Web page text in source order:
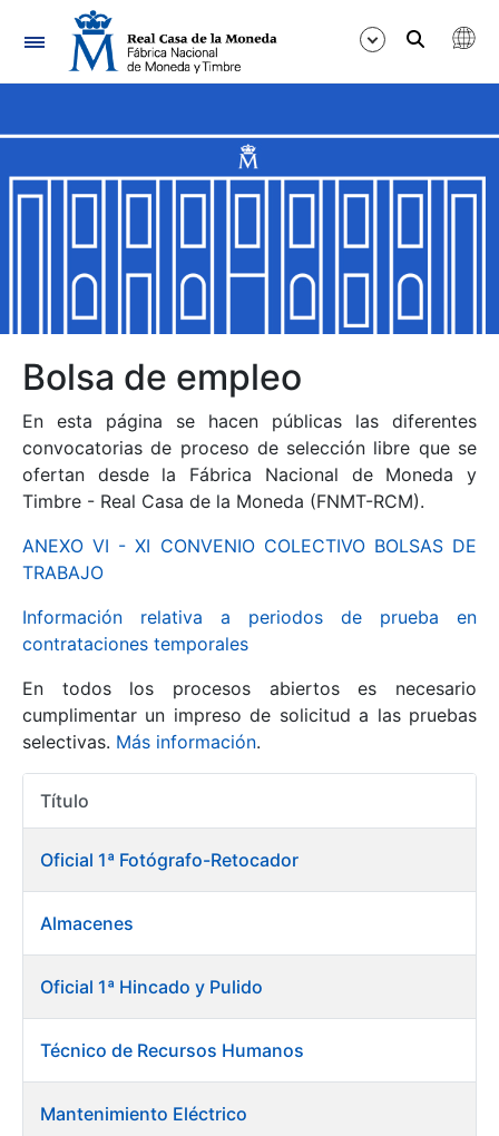
Navegación
Mostrar/Ocultar
Mostrar/Ocultar
Mostrar/Ocultar
Mostrar/Ocultar
Mostrar/Ocultar
Mostrar/Ocultar
Mostrar/Ocultar
Bolsa de empleo
En esta página se hacen públicas las diferentes
convocatorias de proceso de selección libre que se
ofertan desde la Fábrica Nacional de Moneda y
Timbre - Real Casa de la Moneda (FNMT-RCM).
ANEXO VI - XI CONVENIO COLECTIVO BOLSAS DE
TRABAJO
Información relativa a periodos de prueba en
contrataciones temporales
En todos los procesos abiertos es necesario
cumplimentar un impreso de solicitud a las pruebas
selectivas. Más información.
Título
Oficial 1ª Fotógrafo-Retocador
Almacenes
Oficial 1ª Hincado y Pulido
Técnico de Recursos Humanos
Mantenimiento Eléctrico